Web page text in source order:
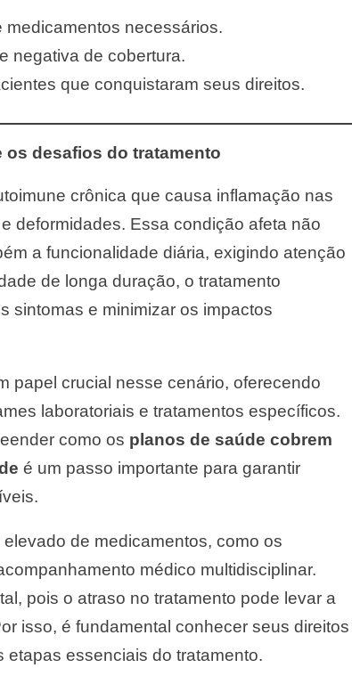
medicamentos necessários.
negativa de cobertura.
que conquistaram seus direitos.
os desafios do tratamento
crônica que causa inflamação nas
deformidades. Essa condição afeta não
a funcionalidade diária, exigindo atenção
de longa duração, o tratamento
sintomas e minimizar os impactos
papel crucial nesse cenário, oferecendo
laboratoriais e tratamentos específicos.
como os planos de saúde cobrem
é um passo importante para garantir
de medicamentos, como os
médico multidisciplinar.
pois o atraso no tratamento pode levar a
isso, é fundamental conhecer seus direitos
essenciais do tratamento.